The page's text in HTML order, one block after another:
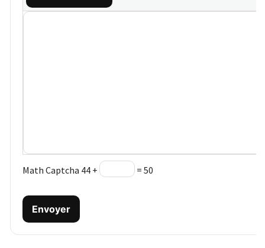
Math Captcha 44 + = 50
Envoyer